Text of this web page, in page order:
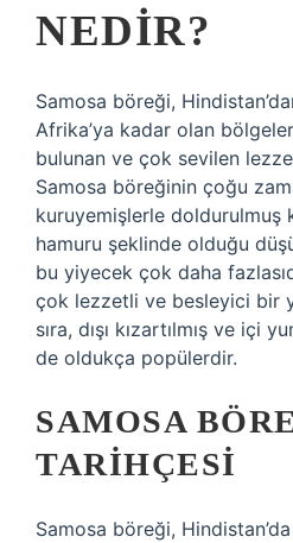
NEDIR?
Samosa böreği,
Afrika’ya kadar olan
bulunan ve çok sevilen
Samosa böreğinin çoğu
kuruyemişlerle doldurulmuş
hamuru şeklinde olduğu
bu yiyecek çok daha
çok lezzetli ve besleyici bir
sıra, dışı kızartılmış ve içi
de oldukça popülerdir.
SAMOSA
TARIHÇESI
Samosa böreği,